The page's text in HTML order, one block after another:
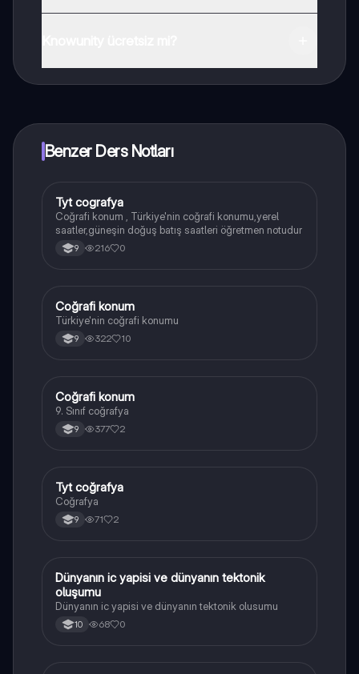
Benzer Ders Notları
Tarih
Tyt cografya
Coğrafi konum , Türkiye'nin coğrafi konumu,yerel
saatler,güneşin doğuş batış saatleri öğretmen notudur
9 216 0
Coğrafya
Coğrafi konum
Türkiye'nin coğrafi konumu
9 322 10
Coğrafya
Coğrafi konum
9. Sınıf coğrafya
9 377 2
Coğrafya
Tyt coğrafya
Coğrafya
9 71 2
Coğrafya
Dünyanın ic yapisi ve dünyanın tektonik
oluşumu
Dünyanın ic yapisi ve dünyanın tektonik olusumu
10 68 0